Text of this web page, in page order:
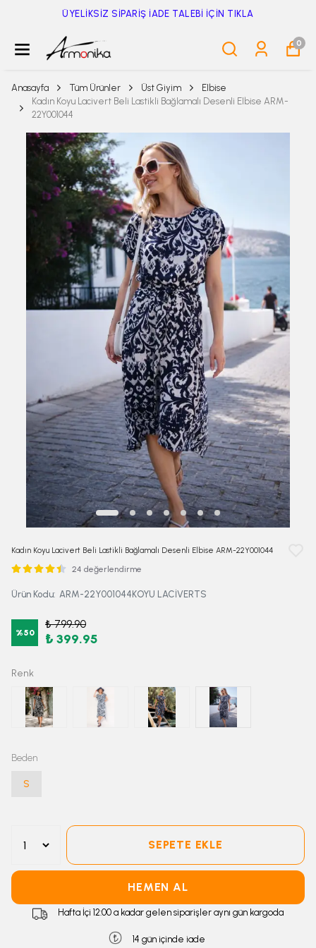
ÜYELİKSİZ SİPARİŞ İADE TALEBİ İÇİN TIKLA
0
Anasayfa Tüm Ürünler Üst Giyim
Elbise
Kadın Koyu Lacivert Beli Lastikli Bağlamalı Desenli Elbise ARM-
22Y001044
Kadın Koyu Lacivert Beli Lastikli Bağlamalı Desenli Elbise ARM-22Y001044
24 değerlendirme
Ürün Kodu: ARM-22Y001044KOYU LACİVERTS
%50
₺ 799.90
₺ 399.95
Renk
Beden
S
SEPETE EKLE
HEMEN AL
Hafta İçi 12:00 a kadar gelen siparişler aynı gün kargoda
14 gün içinde iade